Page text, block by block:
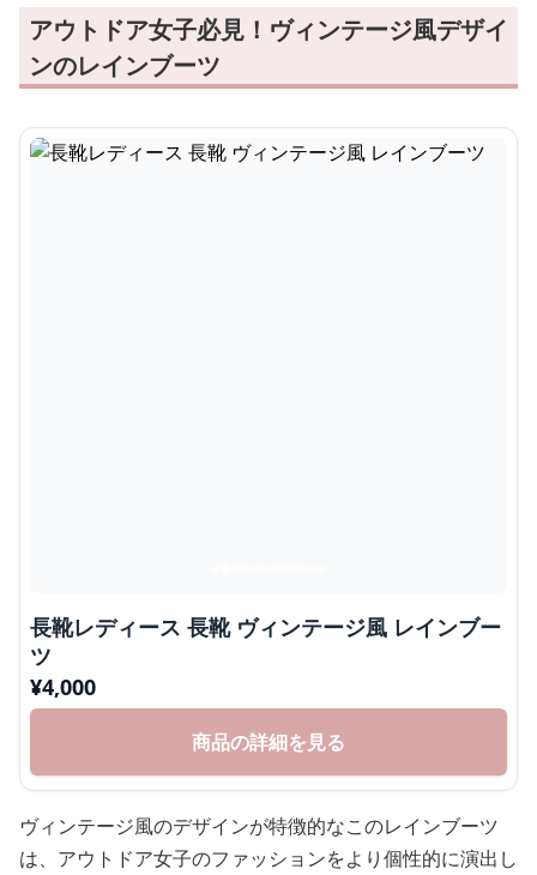
アウトドア女子必見！ヴィンテージ風デザイ
ンのレインブーツ
長靴レディース 長靴 ヴィンテージ風 レインブー
ツ
¥4,000
商品の詳細を見る
ヴィンテージ風のデザインが特徴的なこのレインブーツ
は、アウトドア女子のファッションをより個性的に演出し